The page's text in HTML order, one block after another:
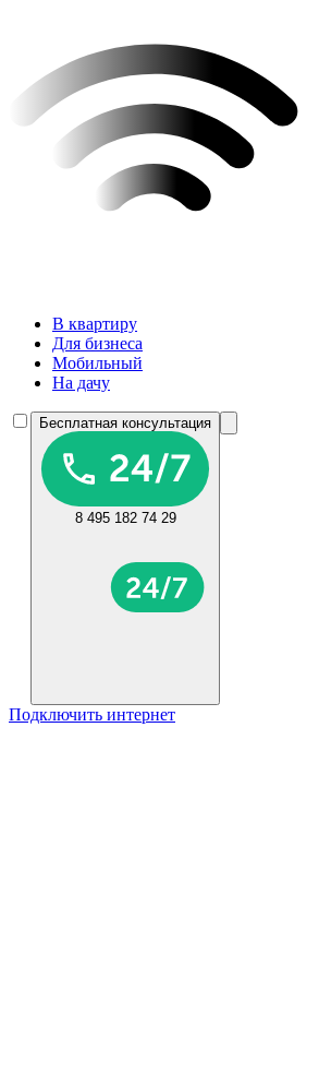
В квартиру
Для бизнеса
Мобильный
На дачу
Бесплатная консультация
8 495 182 74 29
Подключить интернет